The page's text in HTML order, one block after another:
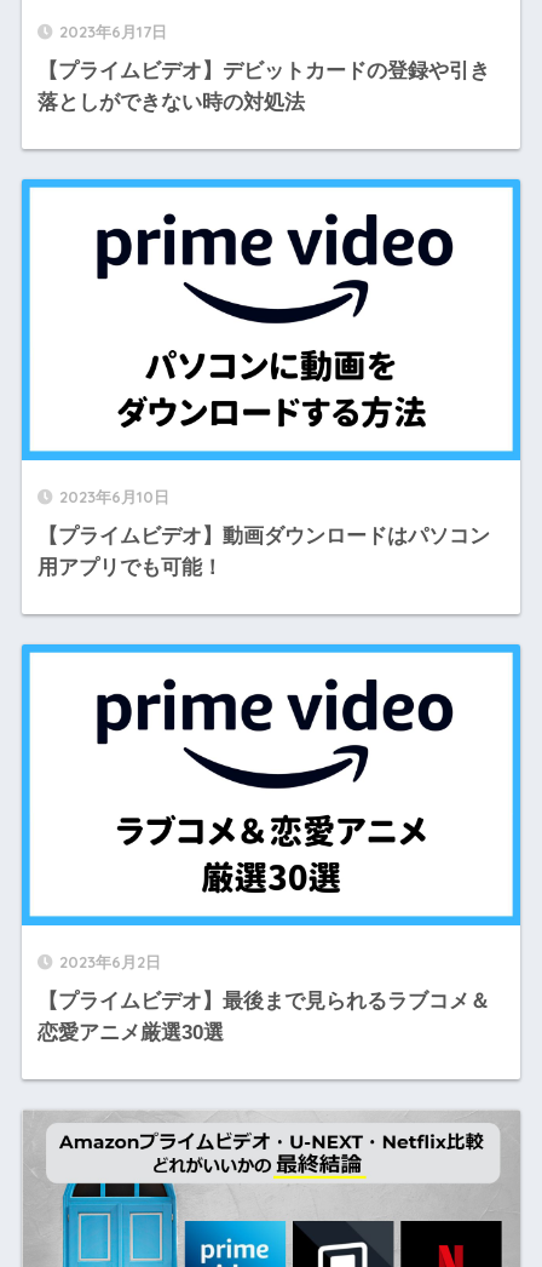
2023年6月17日
【プライムビデオ】デビットカードの登録や引き
落としができない時の対処法
2023年6月10日
【プライムビデオ】動画ダウンロードはパソコン
用アプリでも可能！
2023年6月2日
【プライムビデオ】最後まで見られるラブコメ＆
恋愛アニメ厳選30選